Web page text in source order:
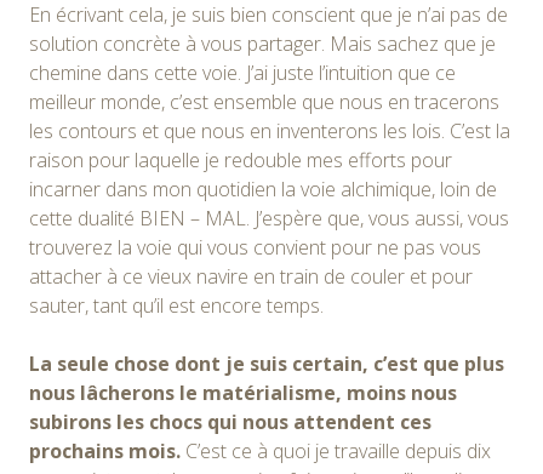
En écrivant cela, je suis bien conscient que je n’ai pas de
solution concrète à vous partager. Mais sachez que je
chemine dans cette voie. J’ai juste l’intuition que ce
meilleur monde, c’est ensemble que nous en tracerons
les contours et que nous en inventerons les lois. C’est la
raison pour laquelle je redouble mes efforts pour
incarner dans mon quotidien la voie alchimique, loin de
cette dualité BIEN – MAL. J’espère que, vous aussi, vous
trouverez la voie qui vous convient pour ne pas vous
attacher à ce vieux navire en train de couler et pour
sauter, tant qu’il est encore temps.
La seule chose dont je suis certain, c’est que plus
nous lâcherons le matérialisme, moins nous
subirons les chocs qui nous attendent ces
prochains mois. C’est ce à quoi je travaille depuis dix